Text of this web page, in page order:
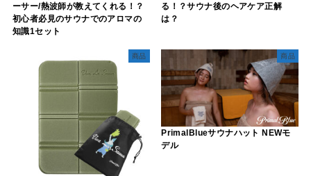
ーサー/熱波師が教えてくれる！？
初心者必見のサウナでのアロマの
知識1セット
る！？サウナ後のヘアケア正解
は？
商品 商品
PrimalBlueサウナハット NEWモ
デル